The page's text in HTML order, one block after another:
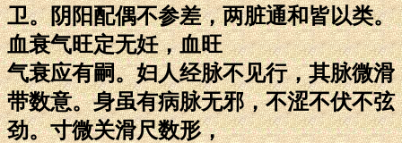
卫。阴阳配偶不参差，两脏通和皆以类。
血衰气旺定无妊，血旺
气衰应有嗣。妇人经脉不见行，其脉微滑
带数意。身虽有病脉无邪，不涩不伏不弦
劲。寸微关滑尺数形，